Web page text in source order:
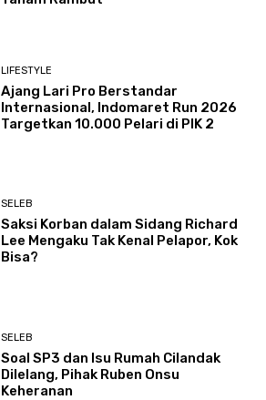
LIFESTYLE
Ajang Lari Pro Berstandar
Internasional, Indomaret Run 2026
Targetkan 10.000 Pelari di PIK 2
SELEB
Saksi Korban dalam Sidang Richard
Lee Mengaku Tak Kenal Pelapor, Kok
Bisa?
SELEB
Soal SP3 dan Isu Rumah Cilandak
Dilelang, Pihak Ruben Onsu
Keheranan